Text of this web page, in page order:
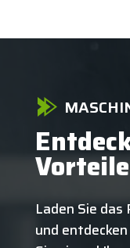
Vorteile
Laden Sie
und